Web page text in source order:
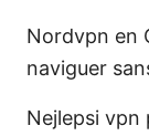
Nordvpn en
naviguer
Nejlepsi